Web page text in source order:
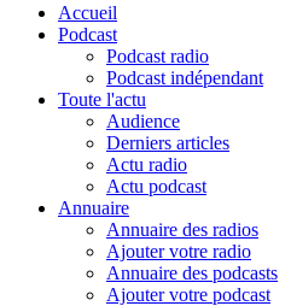
Accueil
Podcast
Podcast radio
Podcast indépendant
Toute l'actu
Audience
Derniers articles
Actu radio
Actu podcast
Annuaire
Annuaire des radios
Ajouter votre radio
Annuaire des podcasts
Ajouter votre podcast